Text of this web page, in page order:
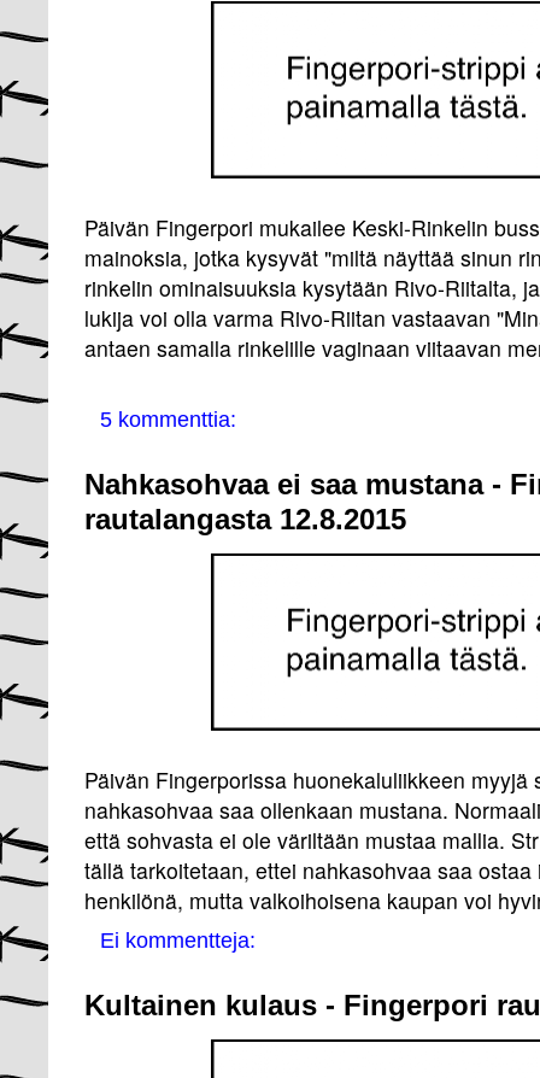
Päivän Fingerpori mukailee Keski-Rinkelin
mainoksia, jotka kysyvät "miltä näyttää sinun
rinkelin ominaisuuksia kysytään Rivo-Riitalta,
lukija voi olla varma Rivo-Riitan vastaavan
antaen samalla rinkelille vaginaan viitaavan
5 kommenttia:
Nahkasohvaa ei saa mustana -
rautalangasta 12.8.2015
Päivän Fingerporissa huonekaluliikkeen myyjä
nahkasohvaa saa ollenkaan mustana.
että sohvasta ei ole väriltään mustaa mallia.
tällä tarkoitetaan, ettei nahkasohvaa saa
henkilönä, mutta valkoihoisena kaupan voi
Ei kommentteja:
Kultainen kulaus - Fingerpori